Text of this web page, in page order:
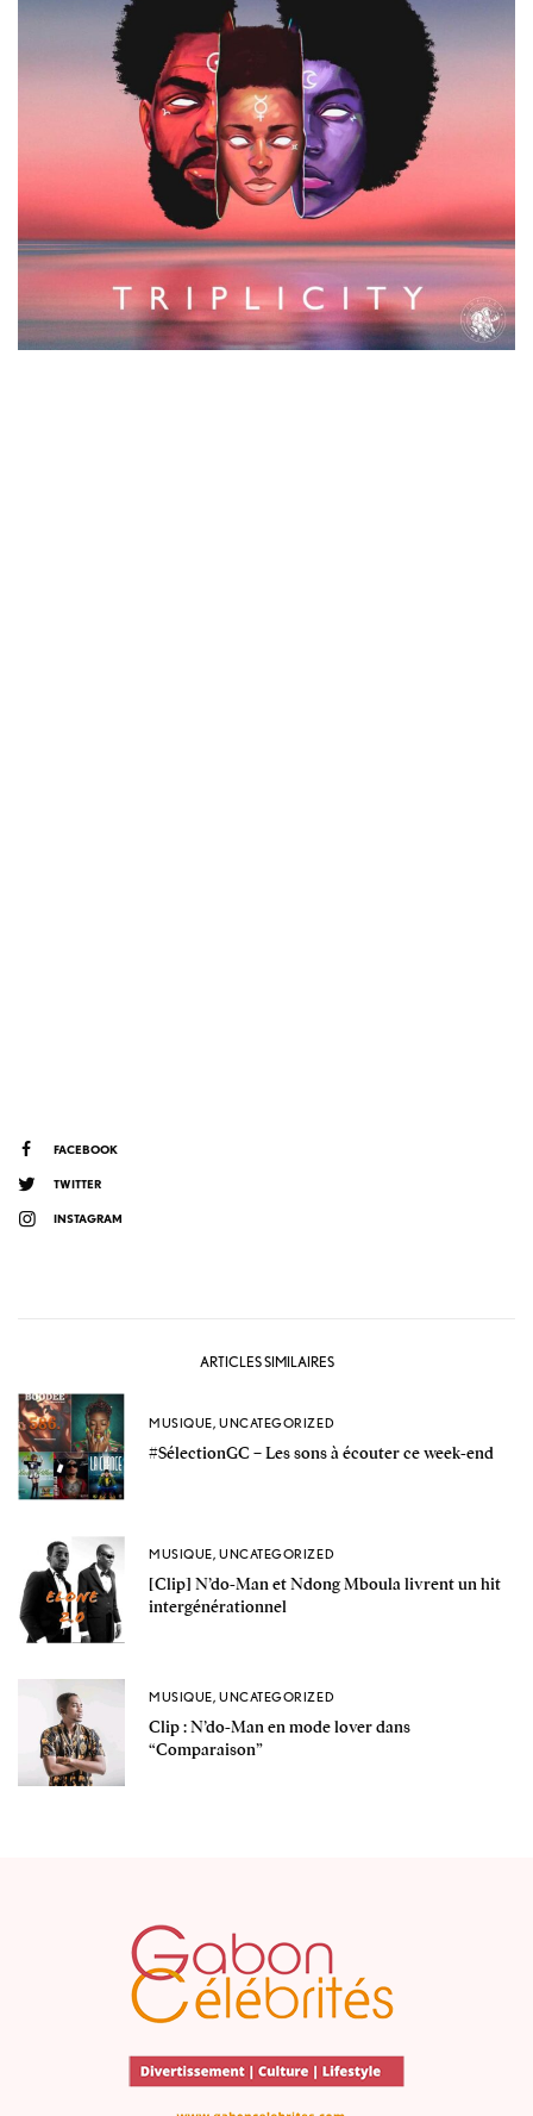
FACEBOOK
TWITTER
INSTAGRAM
ARTICLES SIMILAIRES
MUSIQUE, UNCATEGORIZED
#SélectionGC – Les sons à écouter ce week-end
MUSIQUE, UNCATEGORIZED
[Clip] N’do-Man et Ndong Mboula livrent un hit
intergénérationnel
MUSIQUE, UNCATEGORIZED
Clip : N’do-Man en mode lover dans
“Comparaison”